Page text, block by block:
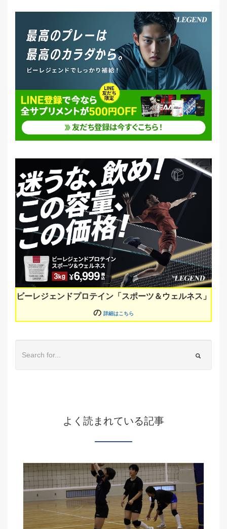
ビーレジェンドプロテイン「スポーツ＆ウェルネス」
の 詳細はこちら
よく読まれている記事